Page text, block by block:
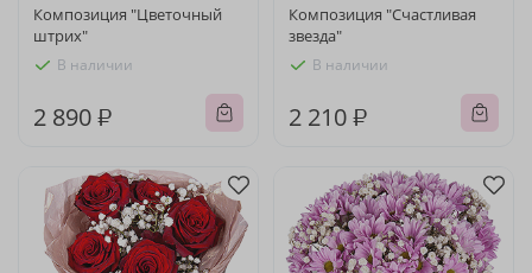
Композиция "Цветочный
штрих"
В наличии
2 890 ₽
Композиция "Счастливая
звезда"
В наличии
2 210 ₽